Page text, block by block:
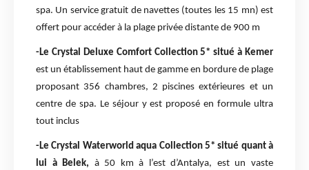
spa. Un service gratuit de navettes (toutes les 15 mn) est
offert pour accéder à la plage privée distante de 900 m
-Le Crystal Deluxe Comfort Collection 5* situé à Kemer
est un établissement haut de gamme en bordure de plage
proposant 356 chambres, 2 piscines extérieures et un
centre de spa. Le séjour y est proposé en formule ultra
tout inclus
-Le Crystal Waterworld aqua Collection 5* situé quant à
lui à Belek, à 50 km à l’est d’Antalya, est un vaste